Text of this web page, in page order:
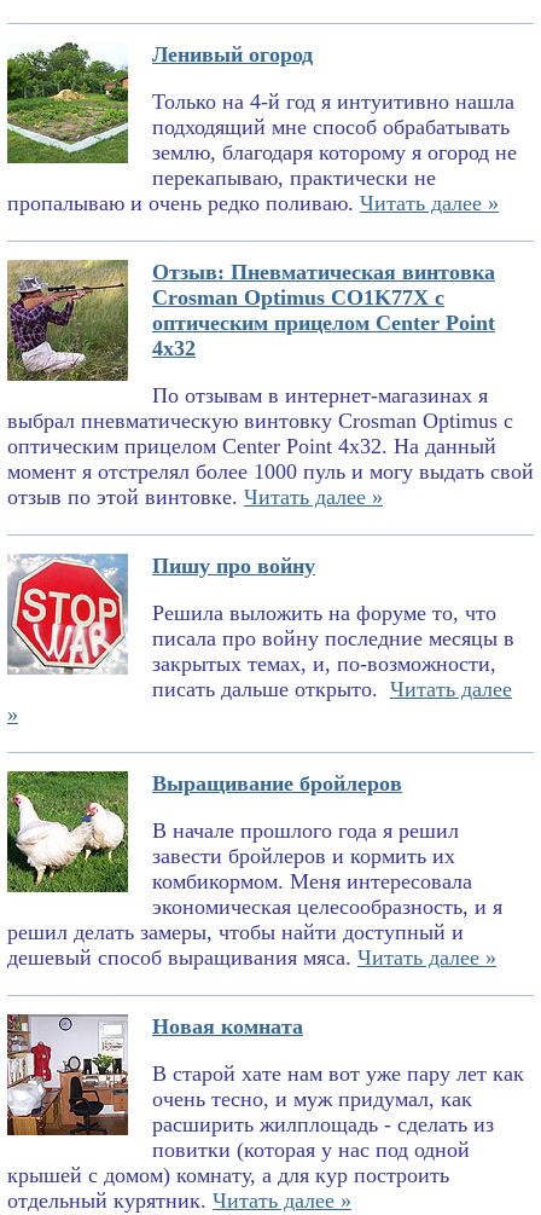
Ленивый огород
Только на 4-й год я интуитивно нашла
подходящий мне способ обрабатывать
землю, благодаря которому я огород не
перекапываю, практически не
пропалываю и очень редко поливаю. Читать далее »
Отзыв: Пневматическая винтовка
Crosman Optimus CO1K77X с
оптическим прицелом Center Point
4x32
По отзывам в интернет-магазинах я
выбрал пневматическую винтовку Crosman Optimus с
оптическим прицелом Center Point 4x32. На данный
момент я отстрелял более 1000 пуль и могу выдать свой
отзыв по этой винтовке. Читать далее »
Пишу про войну
Решила выложить на форуме то, что
писала про войну последние месяцы в
закрытых темах, и, по-возможности,
писать дальше открыто. Читать далее
»
Выращивание бройлеров
В начале прошлого года я решил
завести бройлеров и кормить их
комбикормом. Меня интересовала
экономическая целесообразность, и я
решил делать замеры, чтобы найти доступный и
дешевый способ выращивания мяса. Читать далее »
Новая комната
В старой хате нам вот уже пару лет как
очень тесно, и муж придумал, как
расширить жилплощадь - сделать из
повитки (которая у нас под одной
крышей с домом) комнату, а для кур построить
отдельный курятник. Читать далее »